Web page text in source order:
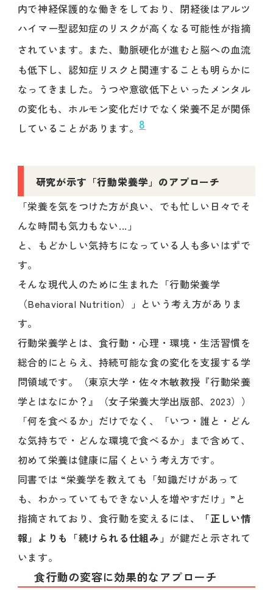
内で神経保護的な働きをしており、閉経後はアルツ
ハイマー型認知症のリスクが高くなる可能性が指摘
されています。 また、動脈硬化が進むと脳への血流
も低下し、認知症リスクと関連することも明らかに
なってきました。うつや意欲低下といったメンタル
の変化も、ホルモン変化だけでなく栄養不足が関係
していることがあります。8
研究が示す「行動栄養学」のアプローチ
「栄養を気をつけた方が良い、でも忙しい日々でそ
んな時間も気力もない...」
と、もどかしい気持ちになっている人も多いはずで
す。
そんな現代人のために生まれた「行動栄養学
（Behavioral Nutrition）」という考え方がありま
す。
行動栄養学とは、食行動・心理・環境・生活習慣を
総合的にとらえ、持続可能な食の変化を支援する学
問領域です。（東京大学・佐々木敏教授『行動栄養
学とはなにか？』（女子栄養大学出版部、2023））
「何を食べるか」だけでなく、「いつ・誰と・どん
な気持ちで・どんな環境で食べるか」まで含めて、
初めて栄養は健康に届くという考え方です。
同書では “栄養学を教えても「知識だけがあって
も、わかっていてもできない人を増やすだけ」”と
指摘されており、食行動を変えるには、「正しい情
報」よりも「続けられる仕組み」 が鍵だと示されて
います。
食行動の変容に効果的なアプローチ